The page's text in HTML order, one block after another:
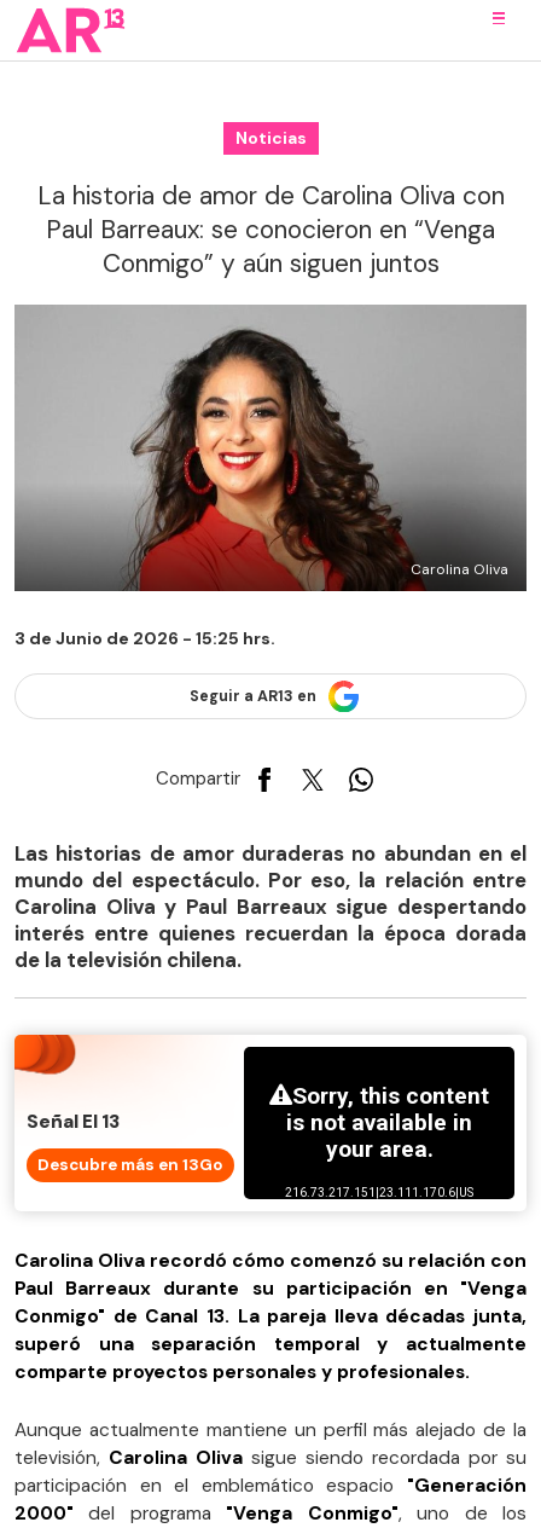
Noticias
La historia de amor de Carolina Oliva con
Paul Barreaux: se conocieron en “Venga
Conmigo” y aún siguen juntos
Carolina Oliva
3 de Junio de 2026 - 15:25 hrs.
Seguir a AR13 en
Compartir
Las historias de amor duraderas no abundan en el
mundo del espectáculo. Por eso, la relación entre
Carolina Oliva y Paul Barreaux sigue despertando
interés entre quienes recuerdan la época dorada
de la televisión chilena.
Señal El 13
Descubre más en 13Go
Carolina Oliva recordó cómo comenzó su relación con
Paul Barreaux durante su participación en "Venga
Conmigo" de Canal 13. La pareja lleva décadas junta,
superó una separación temporal y actualmente
comparte proyectos personales y profesionales.
Aunque actualmente mantiene un perfil más alejado de la
televisión, Carolina Oliva sigue siendo recordada por su
participación en el emblemático espacio "Generación
2000" del programa "Venga Conmigo", uno de los